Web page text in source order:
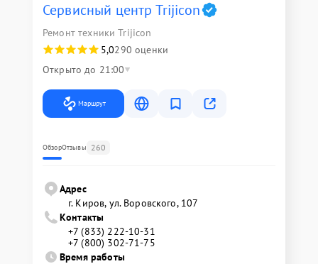
Сервисный центр Trijicon
Ремонт техники Trijicon
5,0290 оценки
Открыто до 21:00
Маршрут
ОбзорОтзывы 260
Адрес
г. Киров, ул. Воровского, 107
Контакты
+7 (833) 222-10-31
+7 (800) 302-71-75
Время работы